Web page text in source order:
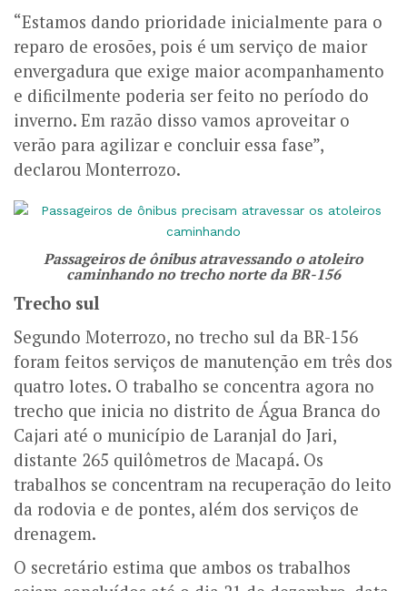
“Estamos dando prioridade inicialmente para o
reparo de erosões, pois é um serviço de maior
envergadura que exige maior acompanhamento
e dificilmente poderia ser feito no período do
inverno. Em razão disso vamos aproveitar o
verão para agilizar e concluir essa fase”,
declarou Monterrozo.
Passageiros de ônibus atravessando o atoleiro
caminhando no trecho norte da BR-156
Trecho sul
Segundo Moterrozo, no trecho sul da BR-156
foram feitos serviços de manutenção em três dos
quatro lotes. O trabalho se concentra agora no
trecho que inicia no distrito de Água Branca do
Cajari até o município de Laranjal do Jari,
distante 265 quilômetros de Macapá. Os
trabalhos se concentram na recuperação do leito
da rodovia e de pontes, além dos serviços de
drenagem.
O secretário estima que ambos os trabalhos